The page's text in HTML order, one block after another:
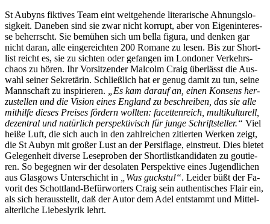
St Au­byns fik­ti­ves Team eint weit­ge­hen­de li­te­ra­ri­sche Ah­nungs­lo­
sig­keit. Da­ne­ben sind sie zwar nicht kor­rupt, aber von Ei­gen­in­ter­es­
se be­herrscht. Sie be­mü­hen sich um bel­la fi­gu­ra, und den­ken gar
nicht dar­an, al­le ein­ge­reich­ten 200 Ro­ma­ne zu le­sen. Bis zur Short­
list reicht es, sie zu sich­ten oder ge­fan­gen im Lon­do­ner Ver­kehrs­
chaos zu hö­ren. Ihr Vor­sit­zen­der Mal­colm Craig über­lässt die Aus­
wahl sei­ner Se­kre­tä­rin. Schließ­lich hat er ge­nug da­mit zu tun, sei­ne
Mann­schaft zu in­spi­rie­ren.
„Es kam dar­auf an, ei­nen Kon­sens her­
zu­stel­len und die Vi­si­on ei­nes Eng­land zu be­schrei­ben, das sie al­le
mit­hil­fe die­ses Prei­ses för­dern woll­ten: fa­cet­ten­reich, mul­ti­kul­tu­rell,
de­zen­tral und na­tür­lich per­spek­ti­visch für jun­ge Schrift­stel­ler.“ Viel
hei­ße Luft, die sich auch in den zahl­rei­chen zi­tier­ten Wer­ken zeigt,
die St Au­byn mit gro­ßer Lust an der Per­si­fla­ge, ein­streut. Dies bie­tet
Ge­le­gen­heit di­ver­se Le­se­pro­ben der Short­list­kan­di­da­ten zu gou­tie­
ren. So be­geg­nen wir der de­so­la­ten Per­spek­ti­ve ei­nes Ju­gend­li­chen
aus Glas­gows Un­ter­schicht in
„Was guck­s­tu!“. Lei­der büßt der Fa­
vo­rit des Schott­land-Be­für­wor­ters Craig sein au­then­ti­sches Flair ein,
als sich her­aus­stellt, daß der Au­tor dem Adel ent­stammt und Mit­tel­
al­ter­li­che Lie­bes­ly­rik lehrt.